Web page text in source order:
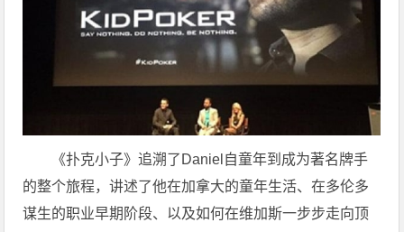
《扑克小子》追溯了Daniel自童年到成为著名牌手
的整个旅程，讲述了他在加拿大的童年生活、在多伦多
谋生的职业早期阶段、以及如何在维加斯一步步走向顶